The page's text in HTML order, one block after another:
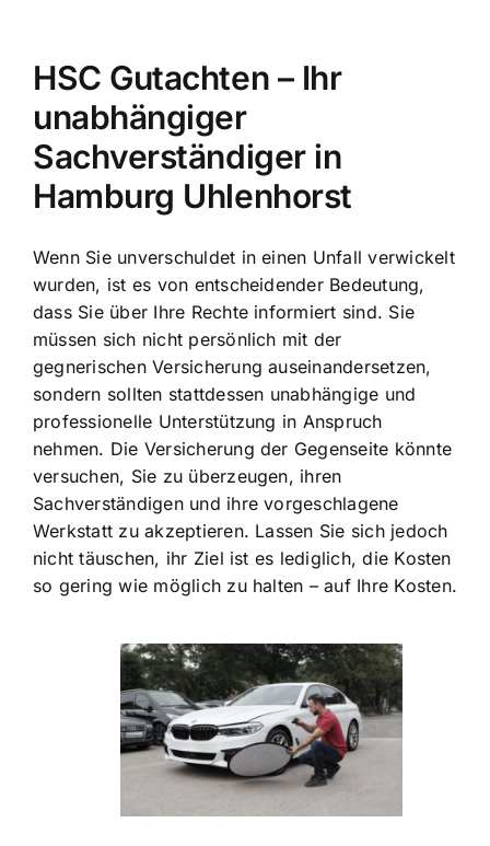
HSC Gutachten – Ihr
unabhängiger
Sachverständiger in
Hamburg Uhlenhorst
Wenn Sie unverschuldet in einen Unfall verwickelt
wurden, ist es von entscheidender Bedeutung,
dass Sie über Ihre Rechte informiert sind. Sie
müssen sich nicht persönlich mit der
gegnerischen Versicherung auseinandersetzen,
sondern sollten stattdessen unabhängige und
professionelle Unterstützung in Anspruch
nehmen. Die Versicherung der Gegenseite könnte
versuchen, Sie zu überzeugen, ihren
Sachverständigen und ihre vorgeschlagene
Werkstatt zu akzeptieren. Lassen Sie sich jedoch
nicht täuschen, ihr Ziel ist es lediglich, die Kosten
so gering wie möglich zu halten – auf Ihre Kosten.